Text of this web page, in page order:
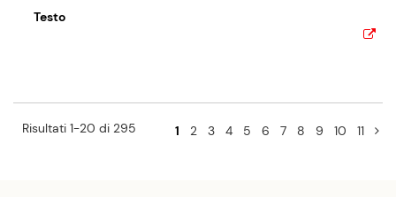
Testo
Risultati 1-20 di 295 1 2 3 4 5 6 7 8 9 10 11